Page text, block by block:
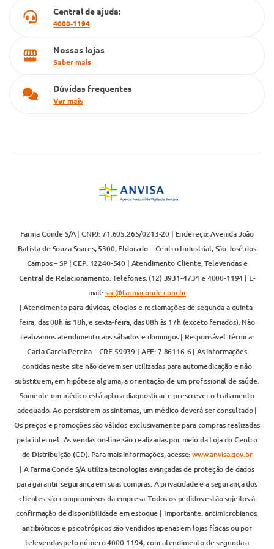
Central de ajuda:
4000-1194
Nossas lojas
Saber mais
Dúvidas frequentes
Ver mais
Farma Conde S/A | CNPJ: 71.605.265/0213-20 | Endereço: Avenida João
Batista de Souza Soares, 5300, Eldorado – Centro Industrial, São José dos
Campos – SP | CEP: 12240-540 | Atendimento Cliente, Televendas e
Central de Relacionamento: Telefones: (12) 3931-4734 e 4000-1194 | E-
mail:sac@farmaconde.com.br
| Atendimento para dúvidas, elogios e reclamações de segunda a quinta-
feira, das 08h às 18h, e sexta-feira, das 08h às 17h (exceto feriados). Não
realizamos atendimento aos sábados e domingos | Responsável Técnica:
Carla Garcia Pereira – CRF 59939 | AFE: 7.86116-6 | As informações
contidas neste site não devem ser utilizadas para automedicação e não
substituem, em hipótese alguma, a orientação de um profissional de saúde.
Somente um médico está apto a diagnosticar e prescrever o tratamento
adequado. Ao persistirem os sintomas, um médico deverá ser consultado |
Os preços e promoções são válidos exclusivamente para compras realizadas
pela internet. As vendas on-line são realizadas por meio da Loja do Centro
de Distribuição (CD). Para mais informações, acesse:www.anvisa.gov.br
| A Farma Conde S/A utiliza tecnologias avançadas de proteção de dados
para garantir segurança em suas compras. A privacidade e a segurança dos
clientes são compromissos da empresa. Todos os pedidos estão sujeitos à
confirmação de disponibilidade em estoque | Importante: antimicrobianos,
antibióticos e psicotrópicos são vendidos apenas em lojas físicas ou por
televendas pelo número 4000-1194, com atendimento de segunda a